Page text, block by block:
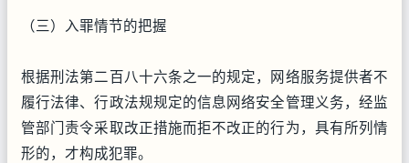
（三）入罪情节的把握
根据刑法第二百八十六条之一的规定，网络服务提供者不
履行法律、行政法规规定的信息网络安全管理义务，经监
管部门责令采取改正措施而拒不改正的行为，具有所列情
形的，才构成犯罪。